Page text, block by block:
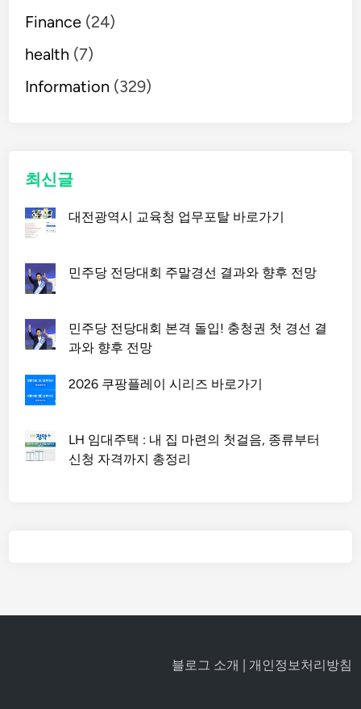
Finance (24)
health (7)
Information (329)
최신글
대전광역시 교육청 업무포탈 바로가기
민주당 전당대회 주말경선 결과와 향후 전망
민주당 전당대회 본격 돌입! 충청권 첫 경선 결
과와 향후 전망
2026 쿠팡플레이 시리즈 바로가기
LH 임대주택 : 내 집 마련의 첫걸음, 종류부터
신청 자격까지 총정리
블로그 소개 | 개인정보처리방침